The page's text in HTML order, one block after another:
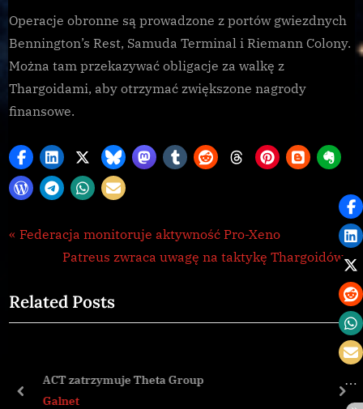
Operacje obronne są prowadzone z portów gwiezdnych
Bennington’s Rest, Samuda Terminal i Riemann Colony.
Można tam przekazywać obligacje za walkę z
Thargoidami, aby otrzymać zwiększone nagrody
finansowe.
CG
Thargoid
Nawigacja
P
v
i
s
Federacja monitoruje aktywność Pro-Xeno
N
x
t
Patreus zwraca uwagę na taktykę Thargoidów
Related Posts
ACT zatrzymuje Theta Group
Galnet
prev